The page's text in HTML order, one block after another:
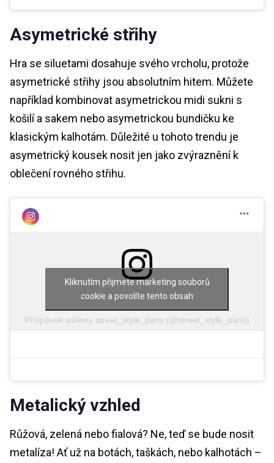
Asymetrické střihy
Hra se siluetami dosahuje svého vrcholu, protože
asymetrické střihy jsou absolutním hitem. Můžete
například kombinovat asymetrickou midi sukni s
košilí a sakem nebo asymetrickou bundičku ke
klasickým kalhotám. Důležité u tohoto trendu je
asymetrický kousek nosit jen jako zvýraznění k
oblečení rovného střihu.
Příspěvek sdílený street_style_paris (@street_style_paris)
Kliknutím přijmete marketing souborů
cookie a povolíte tento obsah
Metalický vzhled
Růžová, zelená nebo fialová? Ne, teď se bude nosit
metalíza! Ať už na botách, taškách, nebo kalhotách –